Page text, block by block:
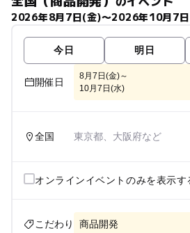
2026年8月7日(金)〜2026年10月7
今日 明日
開催日
8月7日(金)～
10月7日(水)
全国 東京都、大阪府など
オンラインイベントのみを表示す
こだわり 商品開発